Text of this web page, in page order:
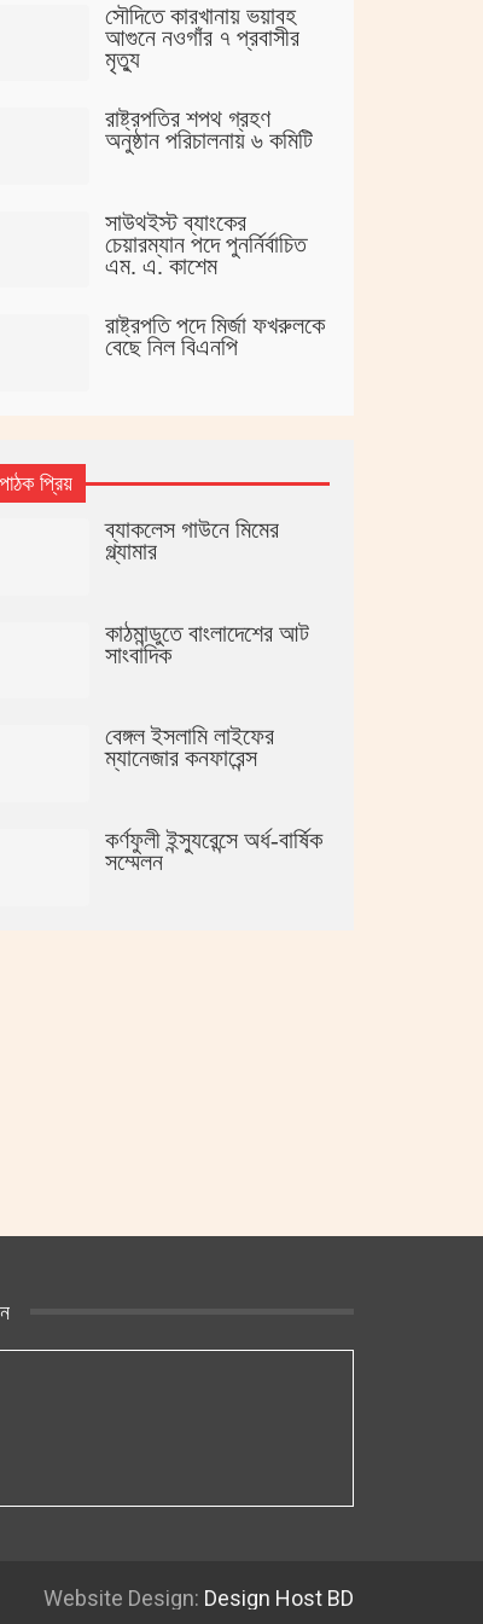
সৌদিতে কারখানায় ভয়াবহ
আগুনে নওগাঁর ৭ প্রবাসীর
মৃত্যু
রাষ্ট্রপতির শপথ গ্রহণ
অনুষ্ঠান পরিচালনায় ৬ কমিটি
সাউথইস্ট ব্যাংকের
চেয়ারম্যান পদে পুনর্নির্বাচিত
এম. এ. কাশেম
রাষ্ট্রপতি পদে মির্জা ফখরুলকে
বেছে নিল বিএনপি
পাঠক প্রিয়
ব্যাকলেস গাউনে মিমের
গ্ল্যামার
কাঠমান্ডুতে বাংলাদেশের আট
সাংবাদিক
বেঙ্গল ইসলামি লাইফের
ম্যানেজার কনফারেন্স
কর্ণফুলী ইন্স্যুরেন্সে অর্ধ-বার্ষিক
সম্মেলন
Website Design: Design Host BD